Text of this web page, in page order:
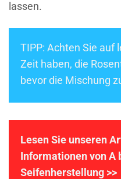
lassen.
TIPP: Achten Sie auf
Zeit haben, die
bevor die Mischung
Lesen Sie unseren
Informationen von A
Seifenherstellung >>